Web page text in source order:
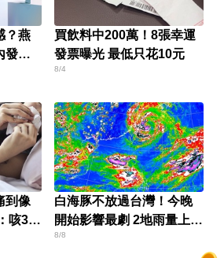
？燕
發光
買飲料中200萬！8張幸運
發票曝光 最低只花10元
8/4
到像
白海豚不放過台灣！今晚
開始影響最劇 2地雨量上看
500毫米
8/8